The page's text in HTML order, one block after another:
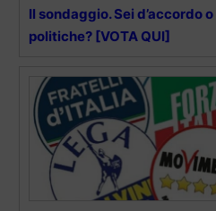
Il sondaggio. Sei d’accordo
politiche? [VOTA QUI]